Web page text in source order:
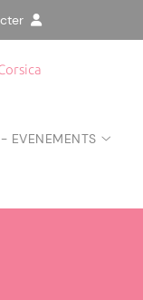
EVENEMENTS